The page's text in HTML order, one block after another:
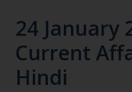
24 January
Current
Hindi